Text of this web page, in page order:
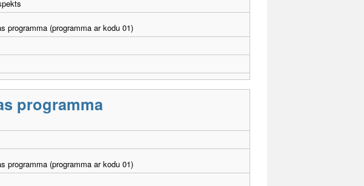
programma (programma ar kodu 01)
programma
programma (programma ar kodu 01)